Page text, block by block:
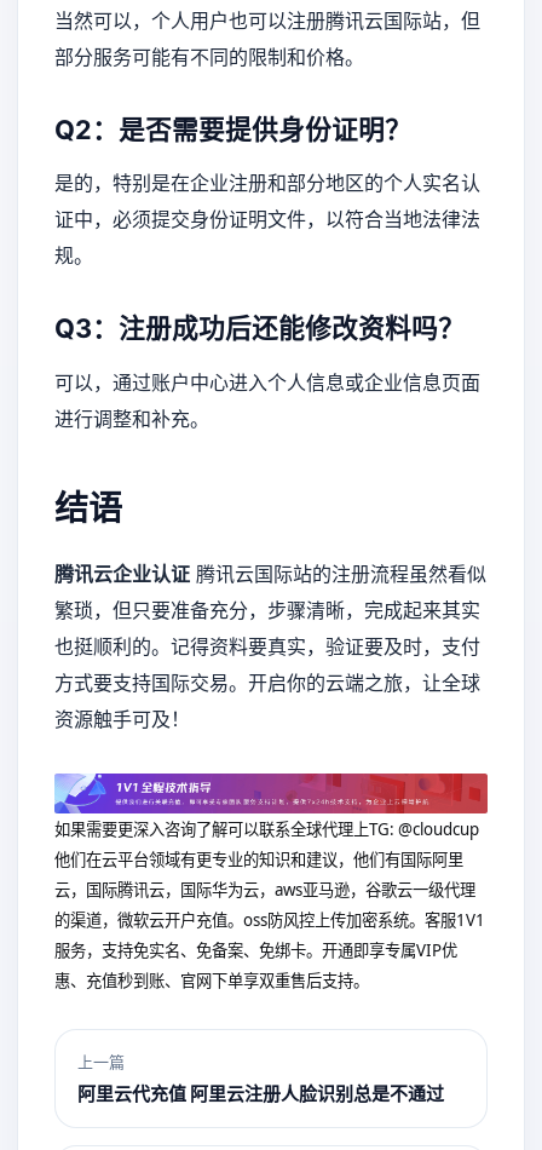
当然可以，个人用户也可以注册腾讯云国际站，但
部分服务可能有不同的限制和价格。
Q2：是否需要提供身份证明？
是的，特别是在企业注册和部分地区的个人实名认
证中，必须提交身份证明文件，以符合当地法律法
规。
Q3：注册成功后还能修改资料吗？
可以，通过账户中心进入个人信息或企业信息页面
进行调整和补充。
结语
腾讯云企业认证 腾讯云国际站的注册流程虽然看似
繁琐，但只要准备充分，步骤清晰，完成起来其实
也挺顺利的。记得资料要真实，验证要及时，支付
方式要支持国际交易。开启你的云端之旅，让全球
资源触手可及！
如果需要更深入咨询了解可以联系全球代理上TG: @cloudcup
他们在云平台领域有更专业的知识和建议，他们有国际阿里
云，国际腾讯云，国际华为云，aws亚马逊，谷歌云一级代理
的渠道，微软云开户充值。oss防风控上传加密系统。客服1V1
服务，支持免实名、免备案、免绑卡。开通即享专属VIP优
惠、充值秒到账、官网下单享双重售后支持。
上一篇
阿里云代充值 阿里云注册人脸识别总是不通过